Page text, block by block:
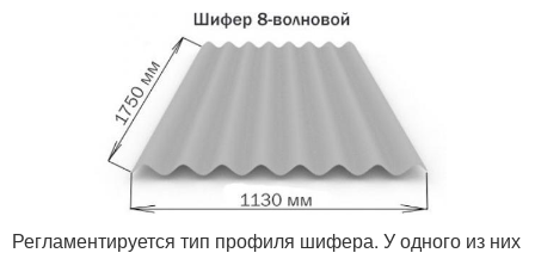
Регламентируется тип профиля шифера. У одного из них